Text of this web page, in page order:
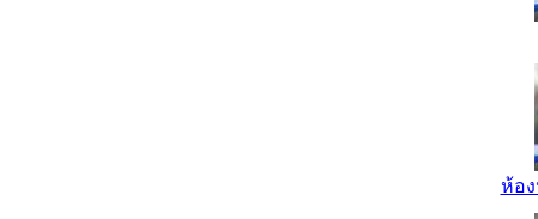
ห้อ